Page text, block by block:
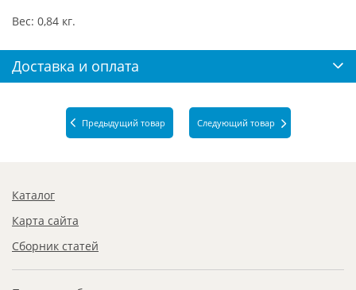
Вес: 0,84 кг.
Доставка и оплата
Предыдущий товар Следующий товар
Каталог
Карта сайта
Сборник статей